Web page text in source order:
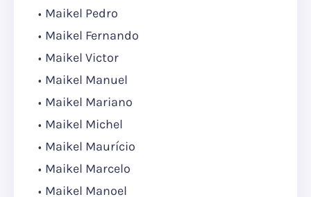
Maikel Pedro
Maikel Fernando
Maikel Victor
Maikel Manuel
Maikel Mariano
Maikel Michel
Maikel Maurício
Maikel Marcelo
Maikel Manoel